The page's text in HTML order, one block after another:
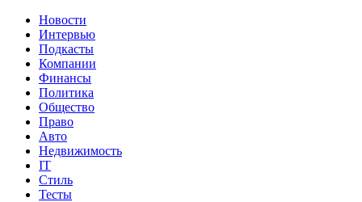
Новости
Интервью
Подкасты
Компании
Финансы
Политика
Общество
Право
Авто
Недвижимость
IT
Стиль
Тесты